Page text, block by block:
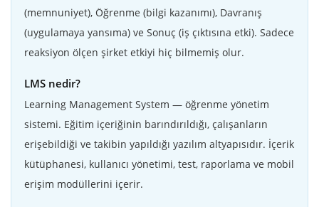
(memnuniyet), Öğrenme (bilgi kazanımı), Davranış
(uygulamaya yansıma) ve Sonuç (iş çıktısına etki). Sadece
reaksiyon ölçen şirket etkiyi hiç bilmemiş olur.
LMS nedir?
Learning Management System — öğrenme yönetim
sistemi. Eğitim içeriğinin barındırıldığı, çalışanların
erişebildiği ve takibin yapıldığı yazılım altyapısıdır. İçerik
kütüphanesi, kullanıcı yönetimi, test, raporlama ve mobil
erişim modüllerini içerir.